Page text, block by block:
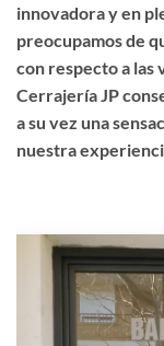
innovadora y en
preocupamos de
con respecto a las
Cerrajería JP
a su vez una
nuestra